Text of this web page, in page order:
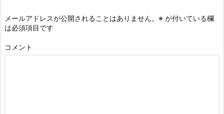
メールアドレスが公開されることはありません。 ※ が付いている欄
は必須項目です
コメント